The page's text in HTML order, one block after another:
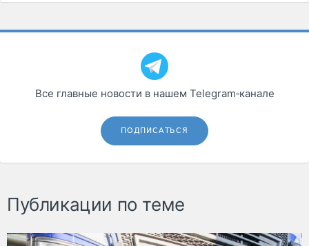
Все главные новости в нашем Telegram‑канале
ПОДПИСАТЬСЯ
Публикации по теме